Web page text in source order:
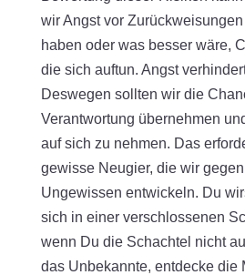
wir Angst vor
haben oder was besser wäre,
die sich auftun. Angst
Deswegen sollten wir die
Verantwortung übernehmen
auf sich zu nehmen. Das
gewisse Neugier, die wir
Ungewissen entwickeln. Du
sich in einer verschlossenen
wenn Du die Schachtel nicht
das Unbekannte, entdecke die